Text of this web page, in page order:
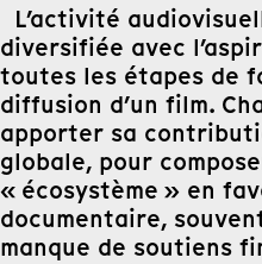
L’activité
diversifiée avec
toutes les étapes de
diffusion d’un film.
apporter sa
globale, pour
« écosystème » en
documentaire,
manque de soutiens